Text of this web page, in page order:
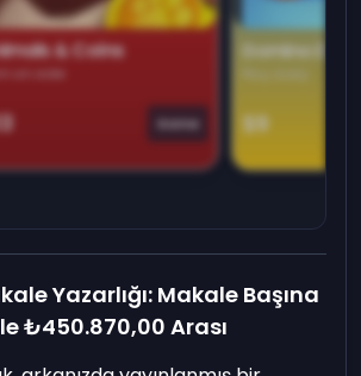
& Coins
on side
Game
Domino
$9
Yazarlığı: Makale Başına
₺450.870,00 Arası